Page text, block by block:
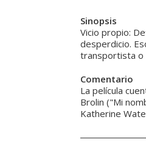
Sinopsis
Vicio propio:
desperdicio.
transportista o
Comentario
La película
Brolin ("Mi
Katherine